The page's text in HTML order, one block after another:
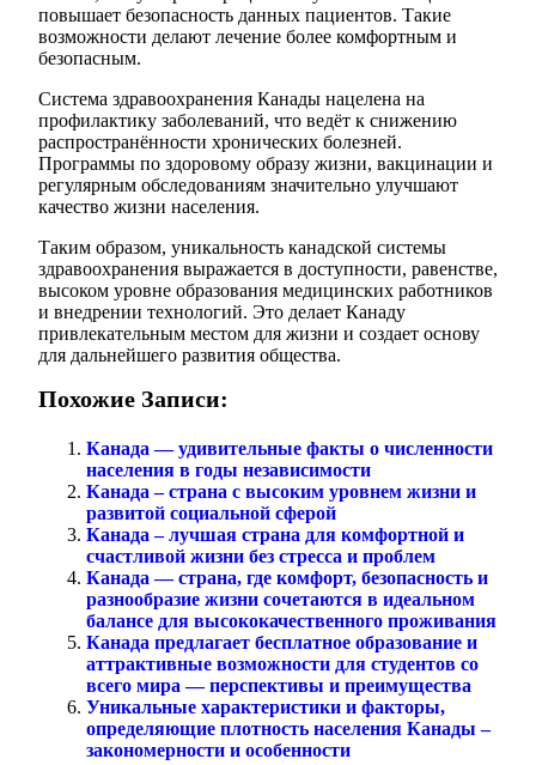
повышает безопасность данных пациентов. Такие
возможности делают лечение более комфортным и
безопасным.
Система здравоохранения Канады нацелена на
профилактику заболеваний, что ведёт к снижению
распространённости хронических болезней.
Программы по здоровому образу жизни, вакцинации и
регулярным обследованиям значительно улучшают
качество жизни населения.
Таким образом, уникальность канадской системы
здравоохранения выражается в доступности, равенстве,
высоком уровне образования медицинских работников
и внедрении технологий. Это делает Канаду
привлекательным местом для жизни и создает основу
для дальнейшего развития общества.
Похожие Записи:
Канада — удивительные факты о численности
населения в годы независимости
Канада – страна с высоким уровнем жизни и
развитой социальной сферой
Канада – лучшая страна для комфортной и
счастливой жизни без стресса и проблем
Канада — страна, где комфорт, безопасность и
разнообразие жизни сочетаются в идеальном
балансе для высококачественного проживания
Канада предлагает бесплатное образование и
аттрактивные возможности для студентов со
всего мира — перспективы и преимущества
Уникальные характеристики и факторы,
определяющие плотность населения Канады –
закономерности и особенности